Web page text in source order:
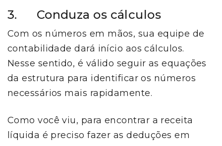
3. Conduza os cálculos
Com os números em mãos, sua equipe de
contabilidade dará início aos cálculos.
Nesse sentido, é válido seguir as equações
da estrutura para identificar os números
necessários mais rapidamente.
Como você viu, para encontrar a receita
líquida é preciso fazer as deduções em